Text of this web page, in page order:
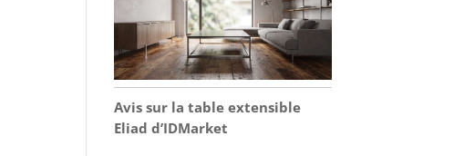
Avis sur la table extensible
Eliad d’IDMarket